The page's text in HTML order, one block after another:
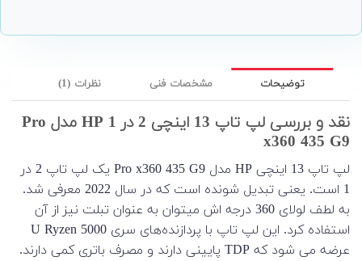
توضیحات مشخصات فنی نظرات (1)
نقد و بررسی لپ تاپ 13 اینچی 2 در 1 HP مدل Pro
x360 435 G9
لپ تاپ 13 اینچی HP مدل Pro x360 435 G9 یک لپ تاپ 2 در
1 است. یعنی تبدیل شونده است که در سال 2022 معرفی شد.
به لطف لولای 360 درجه اش میتوان به عنوان تبلت نیز از آن
استفاده کرد. این لپ تاپ با پردازنده‌های سری U Ryzen 5000
عرضه می شود که TDP پایینی دارند و مصرف باتری کمی دارند.